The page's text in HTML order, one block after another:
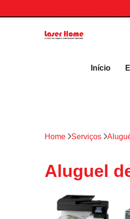
Início
Home Serviços
Aluguel